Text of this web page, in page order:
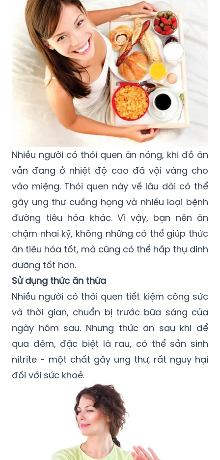
Nhiều người có thói quen ăn nóng, khi đồ ăn
vẫn đang ở nhiệt độ cao đã vội vàng cho
vào miệng. Thói quen này về lâu dài có thể
gây ung thư cuống họng và nhiều loại bệnh
đường tiêu hóa khác. Vì vậy, bạn nên ăn
chậm nhai kỹ, không những có thể giúp thức
ăn tiêu hóa tốt, mà cũng có thể hấp thụ dinh
dưỡng tốt hơn.
Sử dụng thức ăn thừa
Nhiều người có thói quen tiết kiệm công sức
và thời gian, chuẩn bị trước bữa sáng của
ngày hôm sau. Nhưng thức ăn sau khi để
qua đêm, đặc biệt là rau, có thể sản sinh
nitrite - một chất gây ung thư, rất nguy hại
đối với sức khoẻ.